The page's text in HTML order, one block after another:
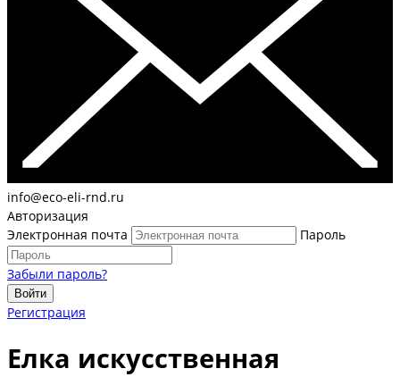
info@eco-eli-rnd.ru
Авторизация
Электронная почта
Пароль
Забыли пароль?
Войти
Регистрация
Елка искусственная